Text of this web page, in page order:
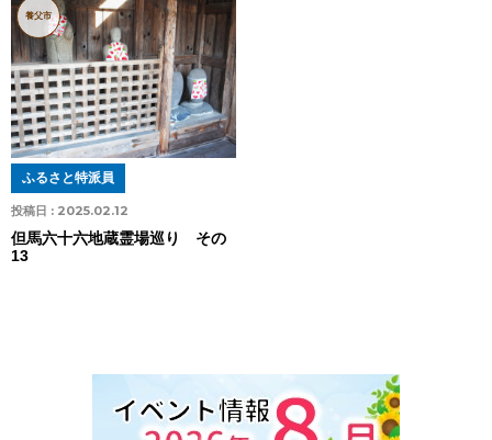
養父市
投稿日 : 2025.02.12
ふるさと特派員
但馬六十六地蔵霊場巡り その
13